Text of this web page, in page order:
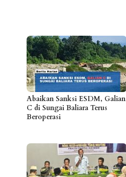
Abaikan Sanksi ESDM, Galian
C di Sungai Baliara Terus
Beroperasi